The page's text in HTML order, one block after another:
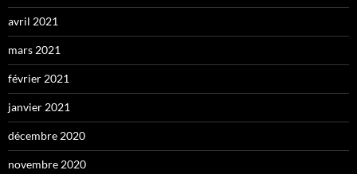
avril 2021
mars 2021
février 2021
janvier 2021
décembre 2020
novembre 2020